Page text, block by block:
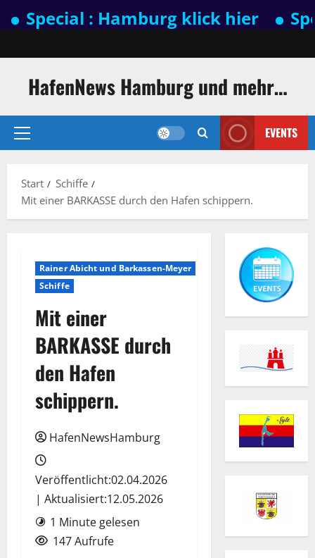
: Hamburg klick hier Special
Inhalt
HafenNews Hamburg und mehr…
Primäres
EVENTS
Start
Schiffe
Mit einer BARKASSE durch den Hafen schippern.
Rainer Abicht und Barkassen-Meyer
Schiffe
Mit einer
BARKASSE durch
den Hafen
schippern.
HafenNewsHamburg
Veröffentlicht:02.04.2026
| Aktualisiert:12.05.2026
1 Minute gelesen
147 Aufrufe